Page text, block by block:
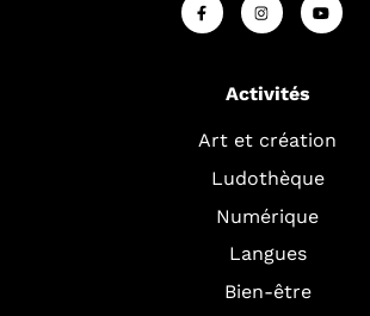
Activités
Art et création
Ludothèque
Numérique
Langues
Bien-être